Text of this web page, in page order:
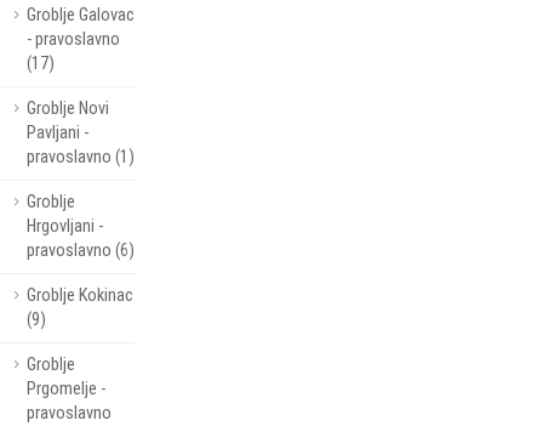
Groblje Galovac
- pravoslavno
(17)
Groblje Novi
Pavljani -
pravoslavno (1)
Groblje
Hrgovljani -
pravoslavno (6)
Groblje Kokinac
(9)
Groblje
Prgomelje -
pravoslavno